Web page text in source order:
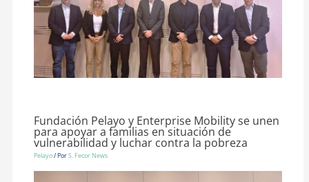
Fundación Pelayo y Enterprise Mobility se unen
para apoyar a familias en situación de
vulnerabilidad y luchar contra la pobreza
Pelayo/ PorS. Fecor News